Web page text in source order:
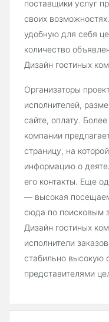
поставщики услуг
своих
удобную для себя
количество
Дизайн гостиных
Организаторы
исполнителей,
сайте, оплату.
компании
страницу, на
информацию о
его контакты. Еще
— высокая
сюда по поисковым
Дизайн гостиных
исполнители
стабильно высокую
представителями